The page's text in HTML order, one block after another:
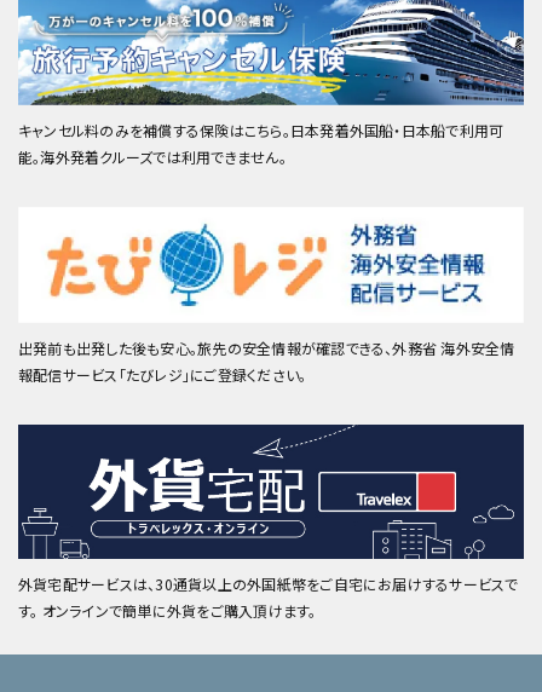
キャンセル料のみを補償する保険はこちら。日本発着外国船・日本船で利用可
能。海外発着クルーズでは利用できません。
出発前も出発した後も安心。旅先の安全情報が確認できる、外務省 海外安全情
報配信サービス「たびレジ」にご登録ください。
外貨宅配サービスは、30通貨以上の外国紙幣をご自宅にお届けするサービスで
す。 オンラインで簡単に外貨をご購入頂けます。